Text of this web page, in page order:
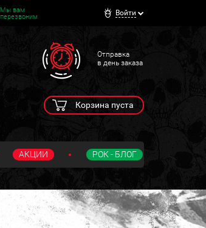
Мы вам
перезвоним
Войти
Отправка
в день заказа
Корзина пуста
АКЦИИ РОК - БЛОГ